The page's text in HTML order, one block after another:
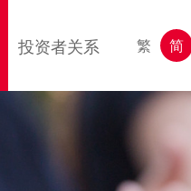
繁 简
投资者关系